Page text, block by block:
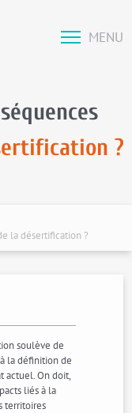
MENU
?
la désertification ?
soulève de
la définition de
actuel. On doit,
liés à la
territoires